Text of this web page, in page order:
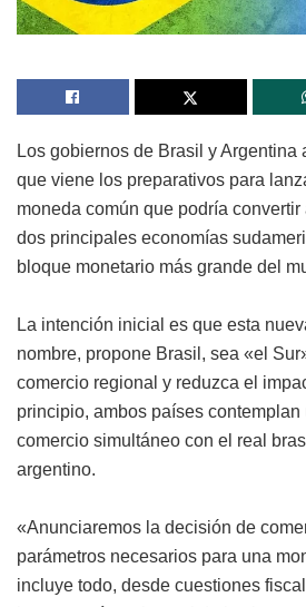
Los gobiernos de Brasil y Argentina
que viene los preparativos para
moneda común que podría
dos principales economías
bloque monetario más grande del
La intención inicial es que esta
nombre, propone Brasil, sea «el
comercio regional y reduzca el
principio, ambos países contemplan
comercio simultáneo con el real
argentino.
«Anunciaremos la decisión de
parámetros necesarios para una
incluye todo, desde cuestiones